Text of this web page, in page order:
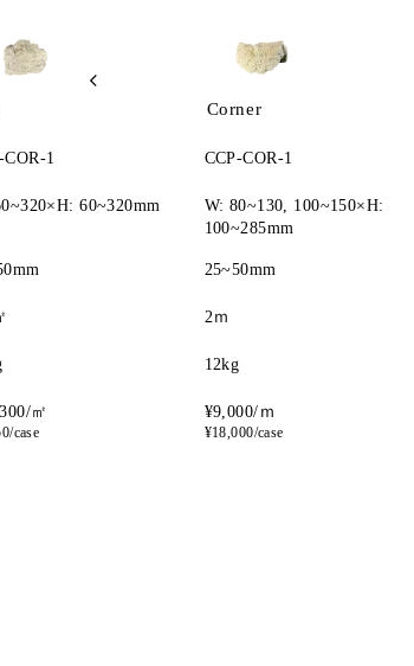
COR-1
60~320mm
㎡
case
Corner
CCP-COR-1
W: 80~130, 100~150×H:
100~285mm
25~50mm
2ｍ
12kg
¥9,000/ｍ
¥18,000/case